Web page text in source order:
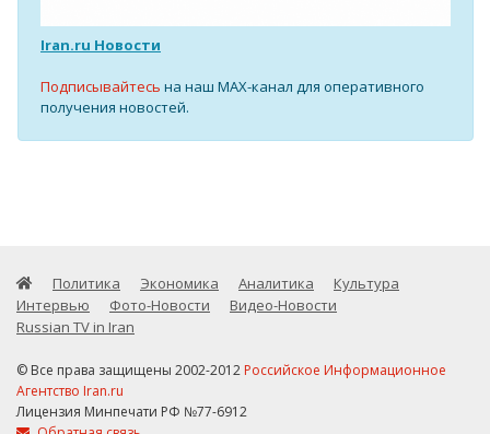
Iran.ru Новости
Подписывайтесь на наш MAX-канал для оперативного
получения новостей.
Политика Экономика Аналитика
Культура
Интервью
Фото-Новости
Видео-Новости
Russian TV in Iran
© Все права защищены 2002-2012 Российское Информационное
Агентство Iran.ru
Лицензия Минпечати РФ №77-6912